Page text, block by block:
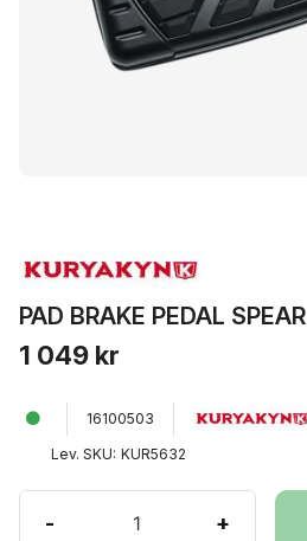
PAD BRAKE PEDAL
1 049 kr
16100503
Lev. SKU: KUR5632
- +